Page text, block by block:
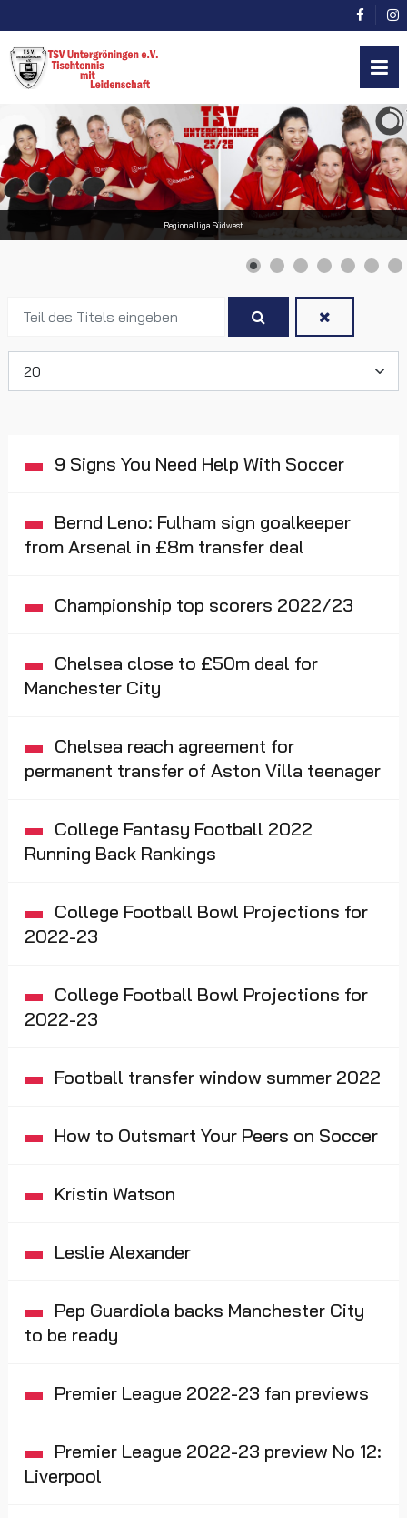
Regionalliga Südwest
des
eingeben
9 Signs You Need Help With Soccer
Bernd Leno: Fulham sign goalkeeper
from Arsenal in £8m transfer deal
Championship top scorers 2022/23
Chelsea close to £50m deal for
Manchester City
Chelsea reach agreement for
permanent transfer of Aston Villa teenager
College Fantasy Football 2022
Running Back Rankings
College Football Bowl Projections for
2022-23
College Football Bowl Projections for
2022-23
Football transfer window summer 2022
How to Outsmart Your Peers on Soccer
Kristin Watson
Leslie Alexander
Pep Guardiola backs Manchester City
to be ready
Premier League 2022-23 fan previews
Premier League 2022-23 preview No 12:
Liverpool